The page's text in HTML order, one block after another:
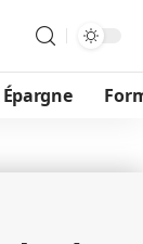
Épargne